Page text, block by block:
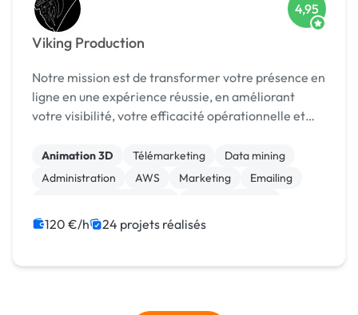
Viking Production
4,95
Notre mission est de transformer votre présence en
ligne en une expérience réussie, en améliorant
votre visibilité, votre efficacité opérationnelle et
Animation 3D Télémarketing
Data mining
Administration
AWS Marketing
Emailing
Mise en page
120 €/h 24 projets réalisés